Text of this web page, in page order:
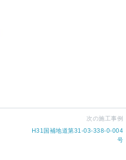
次の施工事例
H31国補地道第31-03-338-0-004
号